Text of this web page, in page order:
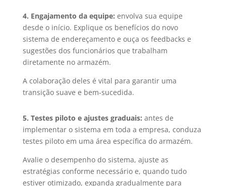
4. Engajamento da equipe: envolva sua equipe
desde o início. Explique os benefícios do novo
sistema de endereçamento e ouça os feedbacks e
sugestões dos funcionários que trabalham
diretamente no armazém.
A colaboração deles é vital para garantir uma
transição suave e bem-sucedida.
5. Testes piloto e ajustes graduais: antes de
implementar o sistema em toda a empresa, conduza
testes piloto em uma área específica do armazém.
Avalie o desempenho do sistema, ajuste as
estratégias conforme necessário e, quando tudo
estiver otimizado, expanda gradualmente para